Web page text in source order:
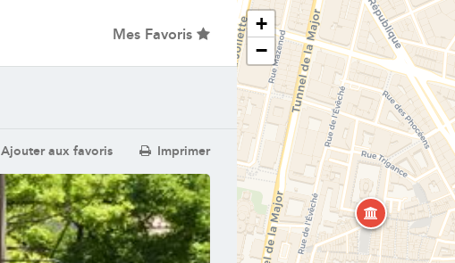
Mes Favoris
Imprimer
Ajouter aux favoris
+
−